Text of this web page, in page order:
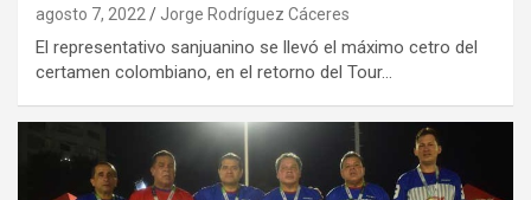
agosto 7, 2022 Jorge Rodríguez Cáceres
El representativo sanjuanino se llevó el máximo cetro del
certamen colombiano, en el retorno del Tour…